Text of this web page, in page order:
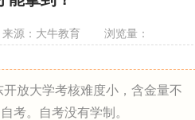
来源：大牛教育 浏览量：
放大学考核难度小，含金量不
考。自考没有学制。